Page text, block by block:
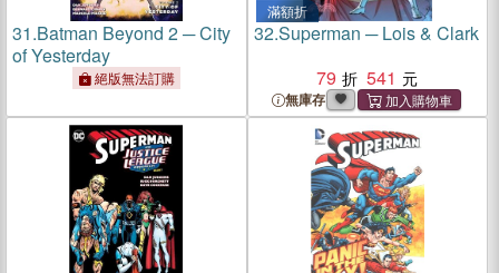
31.Batman Beyond 2 ─ City
of Yesterday
絕版無法訂購
滿額折
32.Superman ─ Lois & Clark
79
541
無庫存